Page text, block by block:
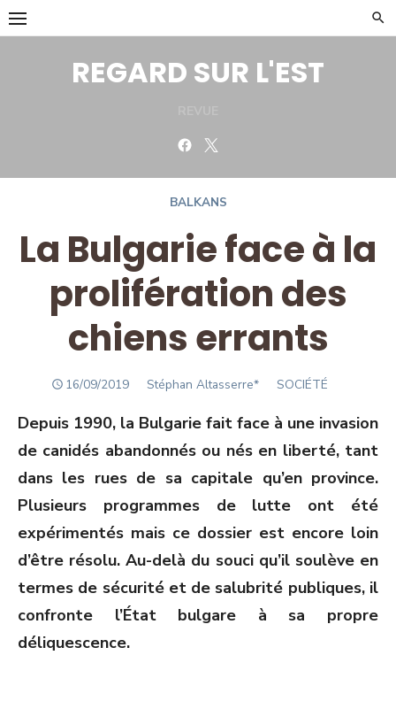
Skip
to
REGARD SUR L'EST
Facebook
BALKANS
La Bulgarie face à la
prolifération des
chiens errants
POSTED
16/09/2019 Author
Stéphan Altasserre* SOCIÉTÉ
Depuis 1990, la Bulgarie fait face à une invasion
de canidés abandonnés ou nés en liberté, tant
dans les rues de sa capitale qu’en province.
Plusieurs programmes de lutte ont été
expérimentés mais ce dossier est encore loin
d’être résolu. Au-delà du souci qu’il soulève en
termes de sécurité et de salubrité publiques, il
confronte l’État bulgare à sa propre
déliquescence.